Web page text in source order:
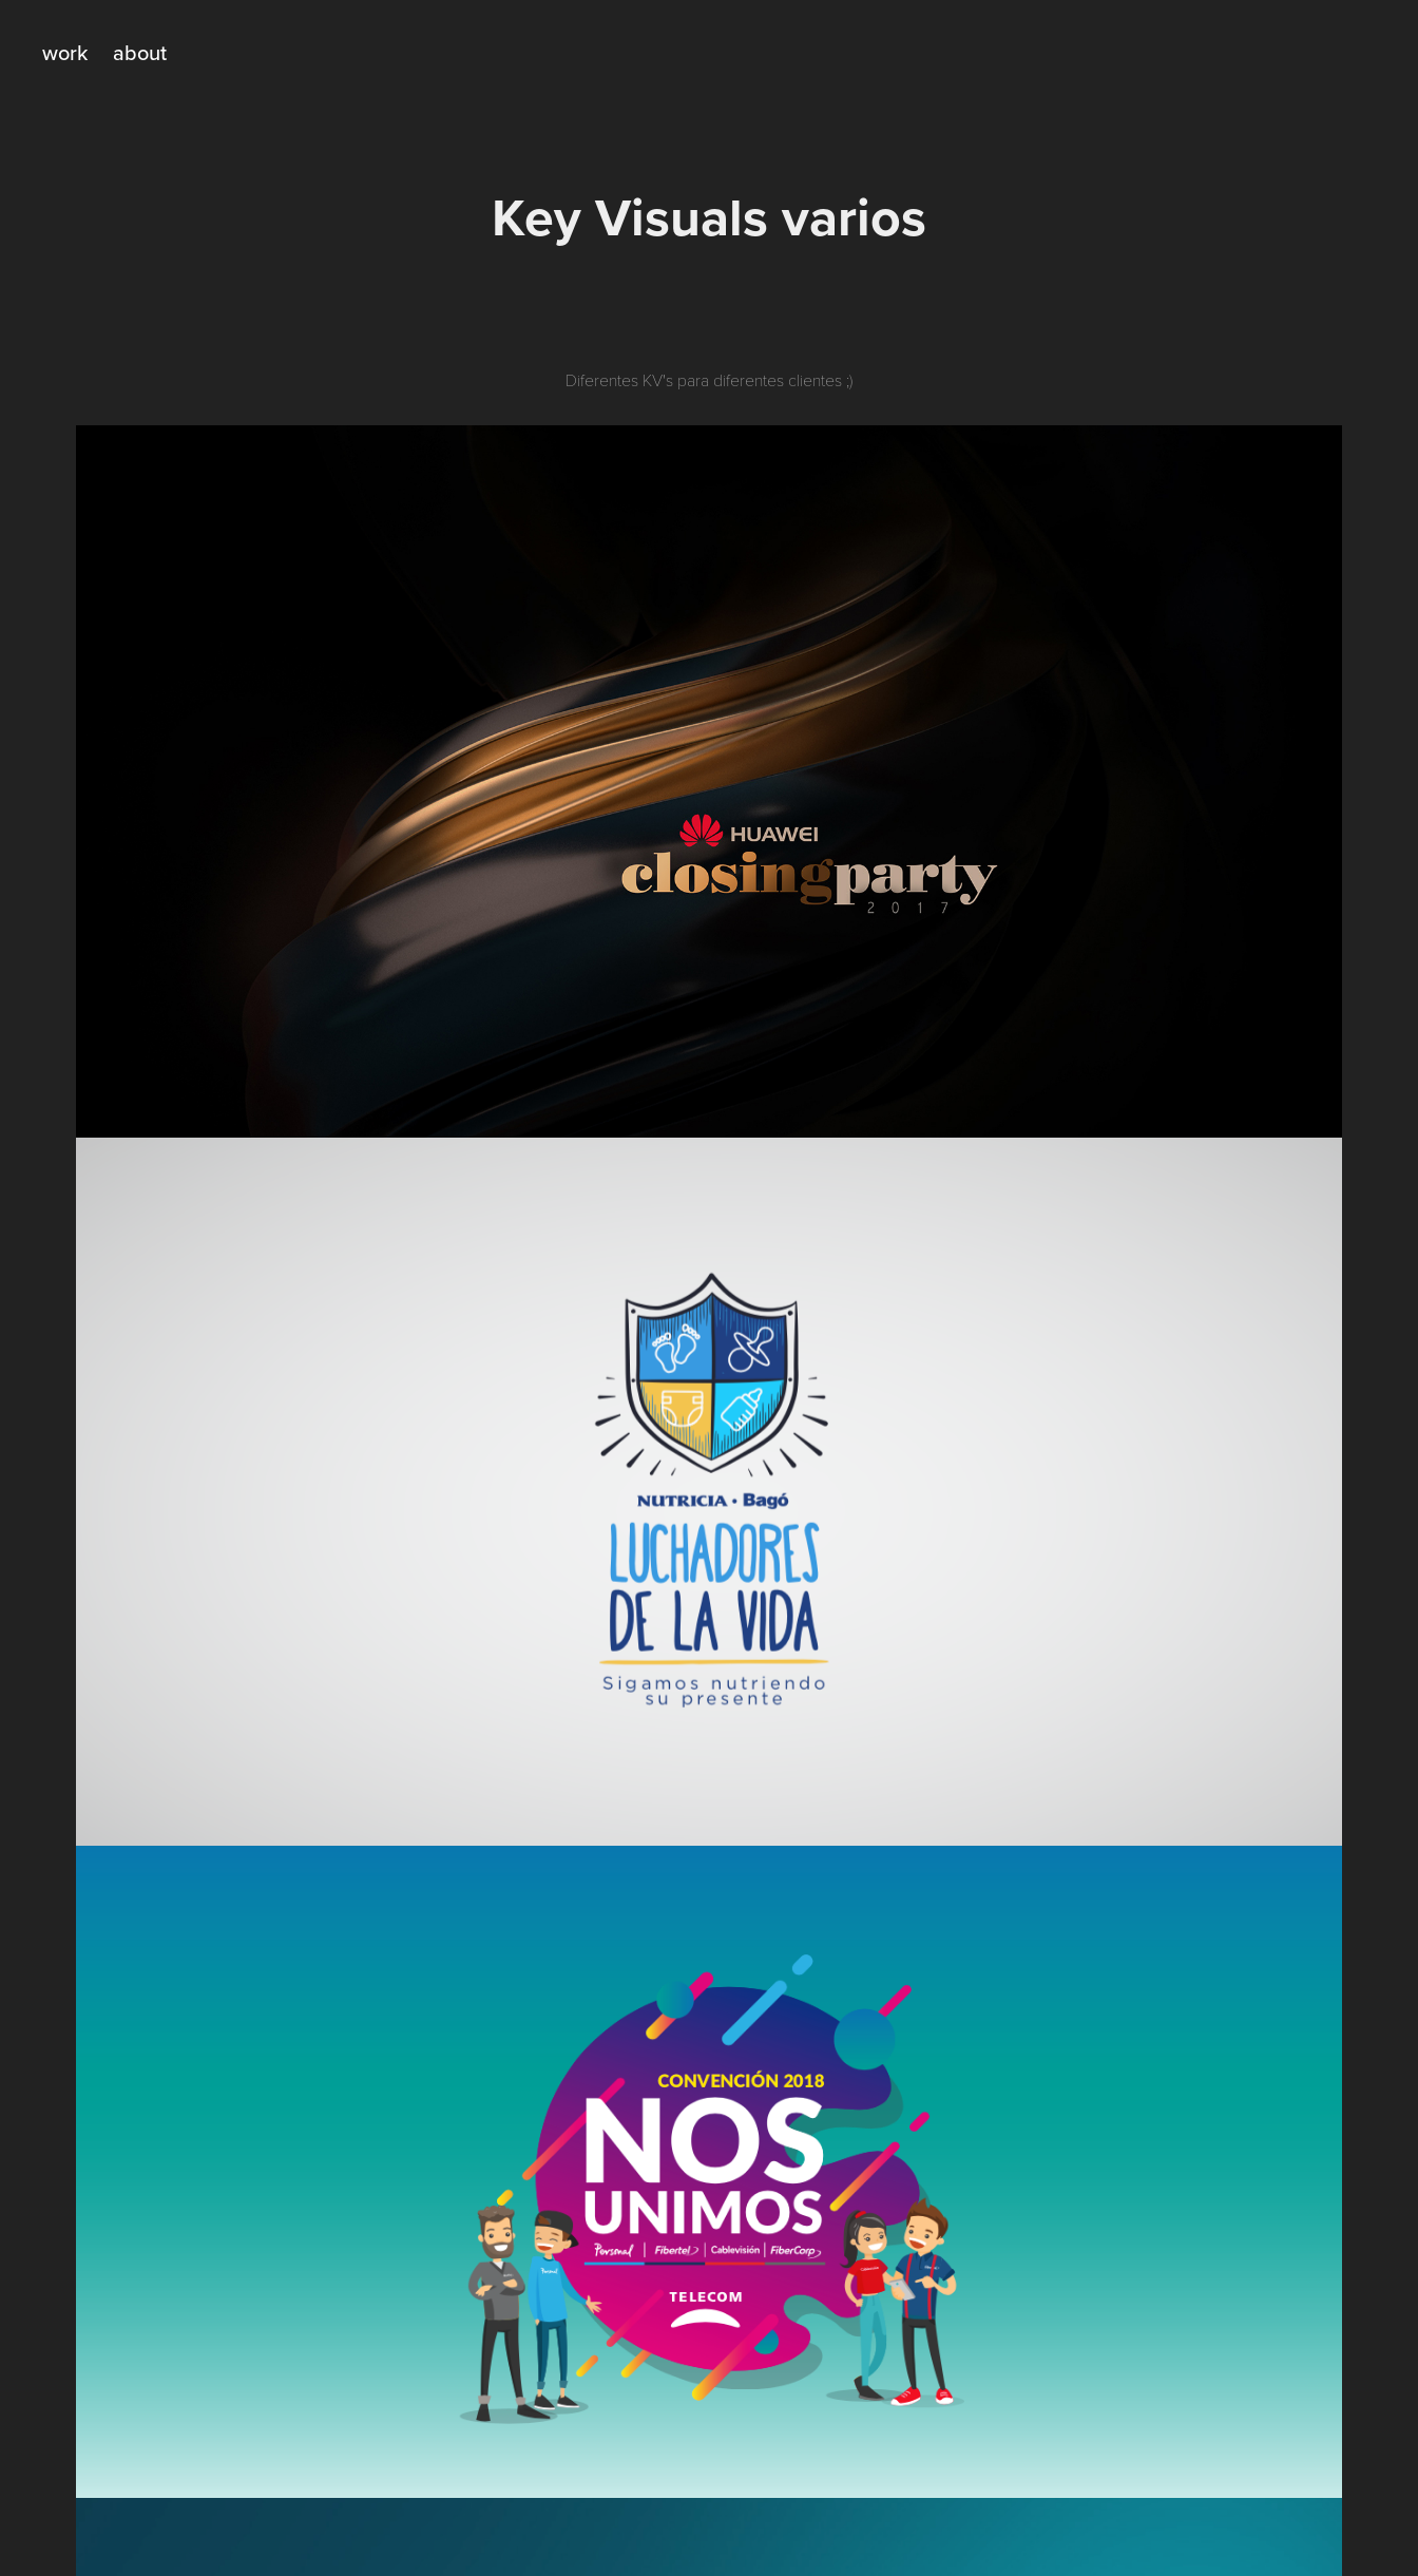
work about
Key Visuals varios
Diferentes KV's para diferentes clientes ;)